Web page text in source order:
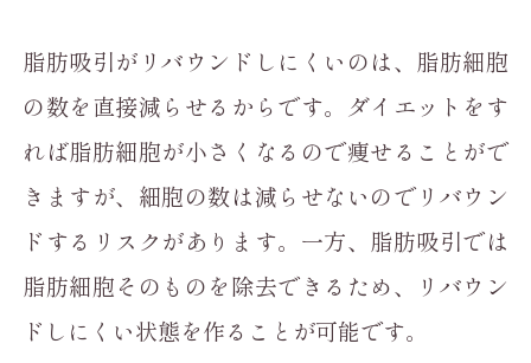
脂肪吸引がリバウンドしにくいのは、脂肪細胞
の数を直接減らせるからです。ダイエットをす
れば脂肪細胞が小さくなるので痩せることがで
きますが、細胞の数は減らせないのでリバウン
ドするリスクがあります。一方、脂肪吸引では
脂肪細胞そのものを除去できるため、リバウン
ドしにくい状態を作ることが可能です。